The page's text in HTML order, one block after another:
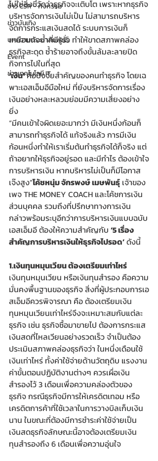
ข่าว CSR - กิจกรรม
ข่าวบันเทิง
บทความประชาสัมพันธ์
Event
ข่าวเทคโนโลยี IT
ไม่ใช่สิ่งชี้วัดว่าธุรกิจจะเติบโต เพราะหากธุรกิจ
บริหารจัดการเงินไม่เป็น ไม่สามารถบริหาร
จัดการกระแสเงินสดได้ ระบบการเงินก็
เหมือนถังน้ำที่มีรูรั่ว ทำให้ขาดสภาพคล่อง
ธุรกิจสะดุด ซ้ำร้ายอาจถึงขั้นล้มละลายปิด
กิจการไปในที่สุด
‘เงิน’ คือปัจจัยสำคัญของคนทำธุรกิจ โดยเฉ
พาะเอสเอ็มอีมือใหม่ ที่ยังบริหารจัดการเรื่อง
เงินอย่างหละหลวมย่อมมีความเสี่ยงอย่าง
ยิ่ง
​“มีคนเข้าใจผิดเยอะมากว่า มีเงินหนึ่งก้อนก็
สามารถทำธุรกิจได้ แท้จริงแล้ว การมีเงิน
ก้อนหนึ่งทำให้เราเริ่มต้นทำธุรกิจได้ก็จริง แต่
ถ้าอยากให้ธุรกิจอยู่รอด และมีกำไร ต้องเข้าใจ
การบริหารเงิน หากบริหารไม่เป็นก็มีโอกาส
เจ๊งสูง”โค้ชหนุ่ม จักรพงษ์ เมษพันธุ์ เจ้าของ
เพจ THE MONEY COACH และโค้ชการเงิน
ส่วนบุคคล รวมถึงที่ปรึกษาทางการเงิน
กล่าวพร้อมระบุอีกว่าการบริหารเงินแบบฉบับ
เอสเอ็มอี ต้องให้ความสำคัญกับ ‘5 เรื่อง
สำคัญการบริหารเงินให้ธุรกิจไปรอด’ ดังนี้
1.เงินทุนหมุนเวียน ต้องเตรียมเท่าไหร่
เงินทุนหมุนเวียน หรือเงินทุนสำรอง คือความ
มั่นคงพื้นฐานของธุรกิจ สิ่งที่ผู้ประกอบการเอ
สเอ็มอีควรพิจารณา คือ ต้องเตรียมเงิน
ทุนหมุนเวียนเท่าไหร่จึงจะเหมาะสมกับแต่ละ
ธุรกิจ เช่น ธุรกิจซื้อมาขายไป ต้องการกระแส
เงินสดที่ไหลเวียนอย่างรวดเร็ว จำเป็นต้อง
ประเมินสภาพคล่องธุรกิจว่า ในหนึ่งเดือนใช้
เงินเท่าไหร่ ทั้งค่าใช้จ่ายด้านวัตถุดิบ แรงงาน
ค่าขั้นตอนปฏิบัติงานต่างๆ ควรเผื่อเงิน
สำรองไว้ 3 เดือนเพื่อความคล่องตัวของ
ธุรกิจ กรณีธุรกิจมีการให้เครดิตเทอม หรือ
เครดิตการค้าที่ใช้เวลาในการวางบิลเก็บเงิน
นาน ในขณะที่ต้องมีการชำระค่าใช้จ่ายเป็น
เงินสดธุรกิจลักษณะนี้อาจต้องเตรียมเงิน
ทุนสำรองถึง 6 เดือนเพื่อความอุ่นใจ